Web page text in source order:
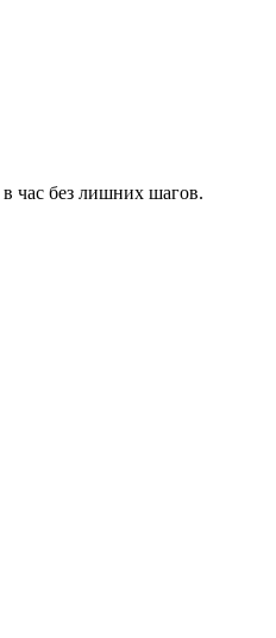
час без лишних шагов.